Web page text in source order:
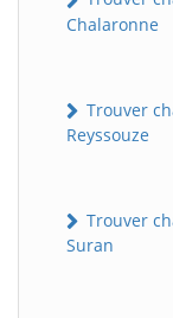
Chalaronne
Trouver
Reyssouze
Trouver
Suran